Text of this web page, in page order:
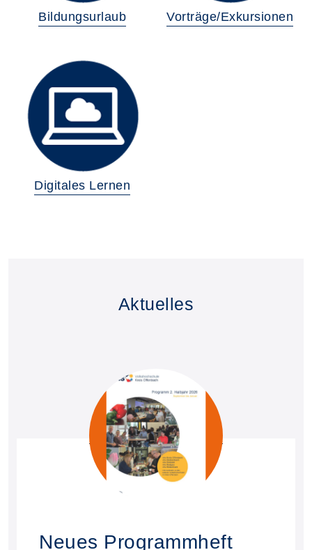
Bildungsurlaub Vorträge/Exkursionen
Digitales Lernen
Aktuelles
Neues Programmheft